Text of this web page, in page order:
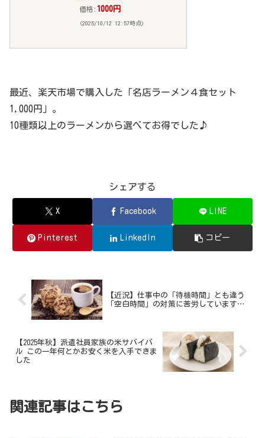
価格: 1000円
(2025/10/12 12:57時点)
最近、楽天市場で購入した「名店ラーメン４食セット
1,000円」。
10種類以上のラーメンから選べてお得でした♪
シェアする
X Facebook LINE
Pinterest LinkedIn コピー
【近況】仕事中の「待機時間」とも違う
「空白時間」の対策に苦労しています…
【2025年秋】派遣社員家族の米サバイバ
ル この一年何とかお安く米を入手できま
した
関連記事はこちら